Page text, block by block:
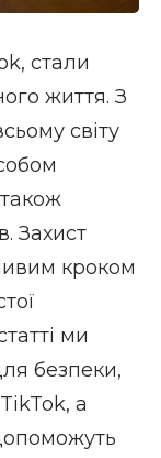
стали
життя. З
світу
Захист
кроком
ми
безпеки,
а